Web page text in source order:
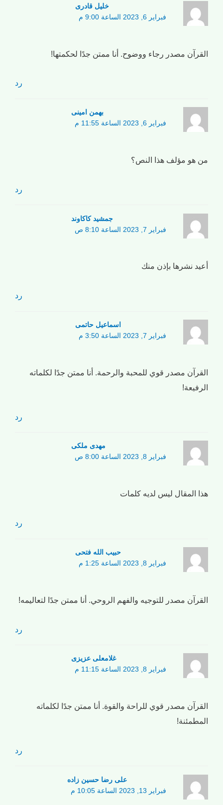
خلیل قادری
فبراير 6, 2023 الساعة 9:00 م
القرآن مصدر رجاء ووضوح. أنا ممتن جدًا لحكمتها!
رد
بهمن امینی
فبراير 6, 2023 الساعة 11:55 م
من هو مؤلف هذا النص؟
رد
جمشید کاکاوند
فبراير 7, 2023 الساعة 8:10 ص
أعيد نشرها بإذن منك
رد
اسماعیل حاتمی
فبراير 7, 2023 الساعة 3:50 م
القرآن مصدر قوي للمحبة والرحمة. أنا ممتن جدًا لكلماته
الرفيعة!
رد
مهدی ملکی
فبراير 8, 2023 الساعة 8:00 ص
هذا المقال ليس لديه كلمات
رد
حبیب الله فتحی
فبراير 8, 2023 الساعة 1:25 م
القرآن مصدر للتوجيه والفهم الروحي. أنا ممتن جدًا لتعاليمه!
رد
غلامعلی عزیزی
فبراير 8, 2023 الساعة 11:15 م
القرآن مصدر قوي للراحة والقوة. أنا ممتن جدًا لكلماته
المطمئنة!
رد
علی رضا حسین زاده
فبراير 13, 2023 الساعة 10:05 م